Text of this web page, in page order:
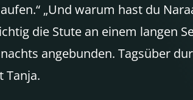
„Und warum hast du
die Stute an einem langen
angebunden. Tagsüber
Tanja.